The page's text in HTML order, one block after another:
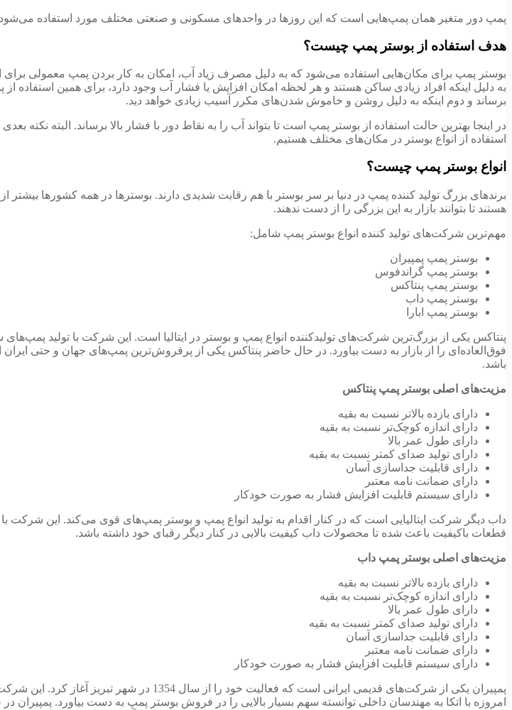
پمپ دور متغیر همان پمپ‌هایی است که این روزها در واحدهای مسکونی و صنعتی مختلف مورد استفاده
هدف استفاده از بوستر پمپ چیست؟
بوستر پمپ برای مکان‌هایی استفاده می‌شود که به دلیل مصرف زیاد آب، امکان به کار بردن پمپ معمولی
به دلیل اینکه افراد زیادی ساکن هستند و هر لحظه امکان افزایش یا فشار آب وجود دارد، برای همین استفاده
برساند و دوم اینکه به دلیل روشن و خاموش شدن‌های مکرر آسیب زیادی خواهد دید.
در اینجا بهترین حالت استفاده از بوستر پمپ است تا بتواند آب را به نقاط دور با فشار بالا برساند. البته
استفاده از انواع بوستر در مکان‌های مختلف هستیم.
انواع بوستر پمپ چیست؟
برندهای بزرگ تولید کننده پمپ در دنیا بر سر بوستر با هم رقابت شدیدی دارند. بوسترها در همه کشورها بیشتر
هستند تا بتوانند بازار به این بزرگی را از دست ندهند.
مهم‌ترین شرکت‌های تولید کننده انواع بوستر پمپ شامل:
بوستر پمپ پمپیران
بوستر پمپ گراندفوس
بوستر پمپ پنتاکس
بوستر پمپ داب
بوستر پمپ ابارا
پنتاکس یکی از بزرگ‌ترین شرکت‌های تولیدکننده انواع پمپ و بوستر در ایتالیا است. این شرکت با تولید
فوق‌العاده‌ای را از بازار به دست بیاورد. در حال حاضر پنتاکس یکی از پرفروش‌ترین پمپ‌های جهان و حتی
باشد.
مزیت‌های اصلی بوستر پمپ پنتاکس
دارای بازده بالاتر نسبت به بقیه
دارای اندازه کوچک‌تر نسبت به بقیه
دارای طول عمر بالا
دارای تولید صدای کمتر نسبت به بقیه
دارای قابلیت جداسازی آسان
دارای ضمانت نامه معتبر
دارای سیستم قابلیت افزایش فشار به صورت خودکار
داب دیگر شرکت ایتالیایی است که در کنار اقدام به تولید انواع پمپ و بوستر پمپ‌های قوی می‌کند. این شرکت
قطعات باکیفیت باعث شده تا محصولات داب کیفیت بالایی در کنار دیگر رقبای خود داشته باشد.
مزیت‌های اصلی بوستر پمپ داب
دارای بازده بالاتر نسبت به بقیه
دارای اندازه کوچک‌تر نسبت به بقیه
دارای طول عمر بالا
دارای تولید صدای کمتر نسبت به بقیه
دارای قابلیت جداسازی آسان
دارای ضمانت نامه معتبر
دارای سیستم قابلیت افزایش فشار به صورت خودکار
پمپیران یکی از شرکت‌های قدیمی ایرانی است که
امروزه با اتکا به مهندسان داخلی توانسته سهم بسیار بالایی را در فروش بوستر پمپ به دست بیاورد. پمپیران